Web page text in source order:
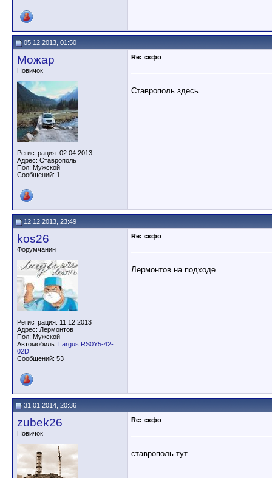
05.12.2013, 01:50
Можар
Новичок
Регистрация: 02.04.2013
Адрес: Ставрополь
Пол: Мужской
Сообщений: 1
Re: скфо
Ставрополь здесь.
12.12.2013, 23:49
kos26
Форумчанин
Регистрация: 11.12.2013
Адрес: Лермонтов
Пол: Мужской
Автомобиль: Largus RS0Y5-42-
02D
Сообщений: 53
Re: скфо
Лермонтов на подходе
31.01.2014, 20:36
zubek26
Новичок
Re: скфо
ставрополь тут